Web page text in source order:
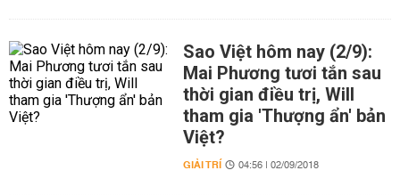
Sao Việt hôm nay (2/9):
Mai Phương tươi tắn sau
thời gian điều trị, Will
tham gia 'Thượng ẩn' bản
Việt?
GIẢI TRÍ 04:56 | 02/09/2018